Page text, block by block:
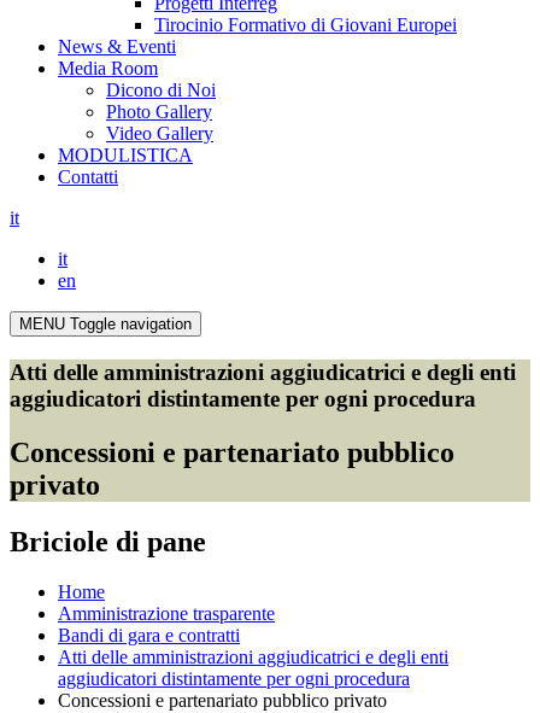
Tirocinio Formativo di Giovani Europei
News & Eventi
Media Room
Dicono di Noi
Photo Gallery
Video Gallery
MODULISTICA
Contatti
it
it
en
MENU Toggle navigation
Atti delle amministrazioni aggiudicatrici e degli enti
aggiudicatori distintamente per ogni procedura
Concessioni e partenariato pubblico
privato
Briciole di pane
Home
Amministrazione trasparente
Bandi di gara e contratti
Atti delle amministrazioni aggiudicatrici e degli enti
aggiudicatori distintamente per ogni procedura
Concessioni e partenariato pubblico privato